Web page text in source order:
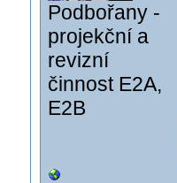
Podbořany -
projekční a
revizní
činnost E2A,
E2B